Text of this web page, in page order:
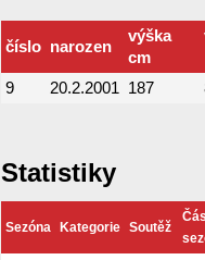
číslo narozen
výška
cm
9
20.2.2001 187
Statistiky
Sezóna Kategorie Soutěž